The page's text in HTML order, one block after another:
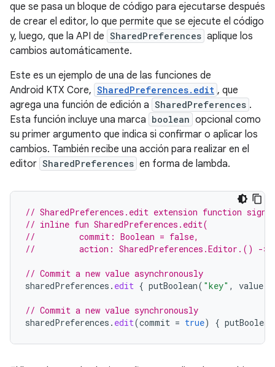
que se pasa un bloque de código para ejecutarse después
de crear el editor, lo que permite que se ejecute el código
y, luego, que la API de SharedPreferences aplique los
cambios automáticamente.
Este es un ejemplo de una de las funciones de
Android KTX Core, SharedPreferences.edit , que
agrega una función de edición a SharedPreferences .
Esta función incluye una marca boolean opcional como
su primer argumento que indica si confirmar o aplicar los
cambios. También recibe una acción para realizar en el
editor SharedPreferences en forma de lambda.
// SharedPreferences.edit extension function
// inline fun SharedPreferences.edit(
//         commit: Boolean = false,
//         action: SharedPreferences.Editor.() ->
// Commit a new value asynchronously
sharedPreferences . edit { putBoolean( "key" , value
// Commit a new value synchronously
sharedPreferences . edit(commit = true) { putBoolean